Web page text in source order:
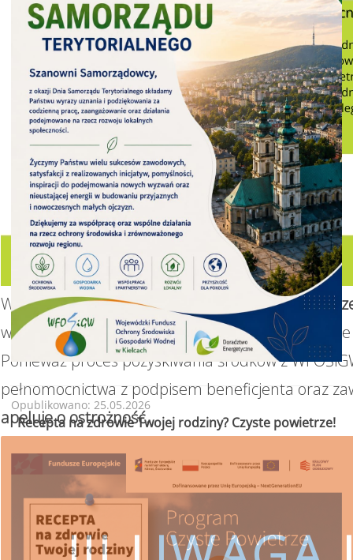
W związku z realizacją Programu
„Czyste
wsparcie w uzyskaniu dofinansowania i
Ponieważ proces pozyskiwania środków z
pełnomocnictwa z podpisem beneficjenta oraz
apeluje o ostrożność.
Opublikowano: 25.05.2026
Recepta na zdrowie Twojej rodziny? Czyste powietrze!